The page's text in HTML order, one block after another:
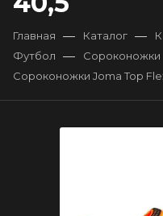
Главная — Каталог —
Футбол — Сороконожки
Сороконожки Joma Top